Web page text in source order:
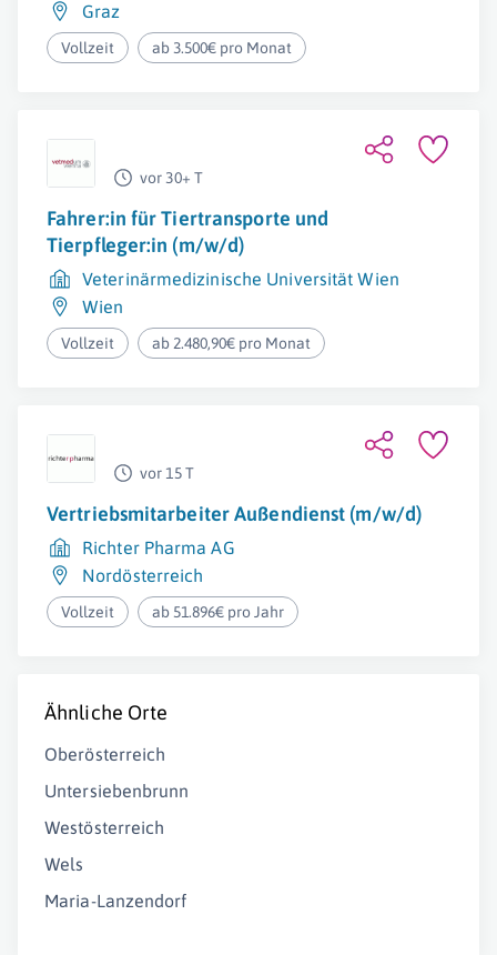
Graz
Vollzeit ab 3.500€ pro Monat
vor 30+ T
Fahrer:in für Tiertransporte und
Tierpfleger:in (m/w/d)
Veterinärmedizinische Universität Wien
Wien
Vollzeit ab 2.480,90€ pro Monat
vor 15 T
Vertriebsmitarbeiter Außendienst (m/w/d)
Richter Pharma AG
Nordösterreich
Vollzeit ab 51.896€ pro Jahr
Ähnliche Orte
Oberösterreich
Untersiebenbrunn
Westösterreich
Wels
Maria-Lanzendorf